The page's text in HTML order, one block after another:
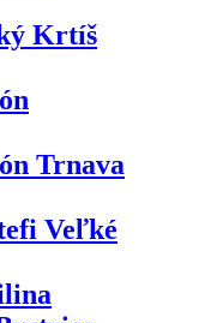
Krtíš
Trnava
Veľké